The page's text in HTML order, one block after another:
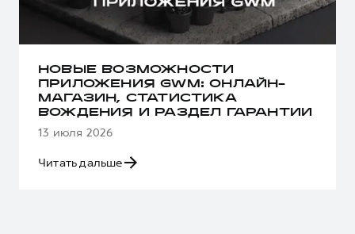
НОВЫЕ ВОЗМОЖНОСТИ
ПРИЛОЖЕНИЯ GWM: ОНЛАЙН-
МАГАЗИН, СТАТИСТИКА
ВОЖДЕНИЯ И РАЗДЕЛ ГАРАНТИИ
13 июля 2026
Читать дальше